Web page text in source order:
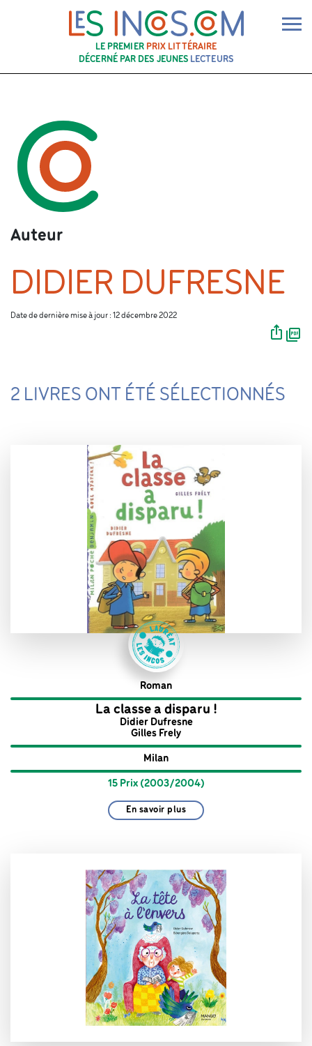
LE PREMIER PRIX LITTÉRAIRE
DÉCERNÉ PAR DES JEUNES LECTEURS
Auteur
DIDIER DUFRESNE
Date de dernière mise à jour : 12 décembre 2022
2 LIVRES ONT ÉTÉ SÉLECTIONNÉS
Roman
La classe a disparu !
Didier Dufresne
Gilles Frely
Milan
15 Prix (2003/2004)
En savoir plus